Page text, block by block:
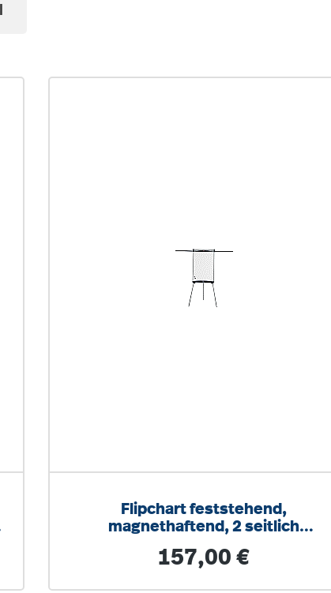
Flipchart feststehend,
magnethaftend, 2 seitlich
Regulärer Preis:
157,00 €